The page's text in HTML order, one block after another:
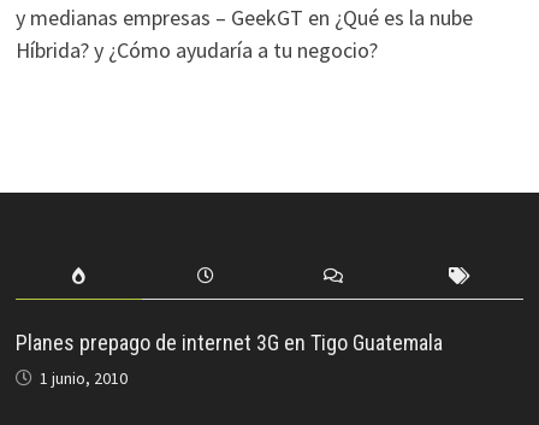
y medianas empresas – GeekGT en ¿Qué es la nube
Híbrida? y ¿Cómo ayudaría a tu negocio?
Planes prepago de internet 3G en Tigo Guatemala
1 junio, 2010